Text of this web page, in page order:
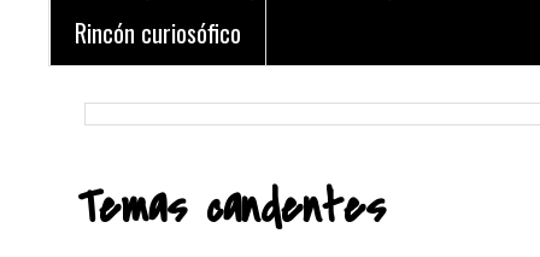
Rincón curiosófico
Temas candentes